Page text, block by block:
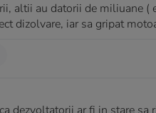
altii au datorii de miliuane
dizolvare, iar sa gripat